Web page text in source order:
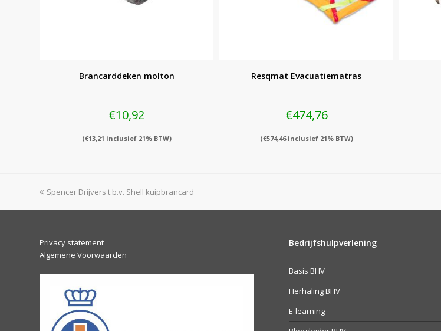
Brancarddeken molton
€10,92
(€13,21 inclusief 21% BTW)
Resqmat Evacuatiematras
€474,76
(€574,46inclusief 21% BTW)
previous
Spencer Drijvers t.b.v. Shell kuipbrancard
Privacy statement
Algemene Voorwaarden
Bedrijfshulpverlening
Basis BHV
Herhaling BHV
E-learning